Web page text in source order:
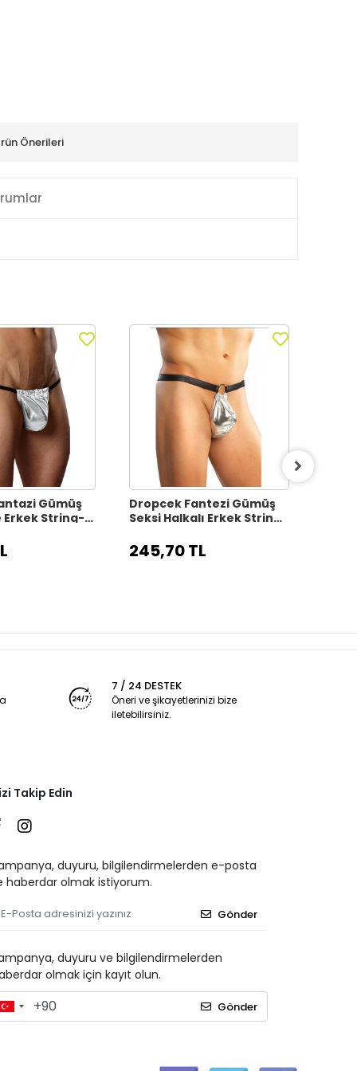
Önerileri
Gümüş
Erkek String-
Dropcek Fantezi Gümüş
Seksi Halkalı Erkek String-
245,70 TL
7 / 24 DESTEK
Öneri ve şikayetlerinizi bize
iletebilirsiniz.
Takip Edin
duyuru, bilgilendirmelerden e-posta
haberdar olmak istiyorum.
Gönder
duyuru ve bilgilendirmelerden
olmak için kayıt olun.
Gönder